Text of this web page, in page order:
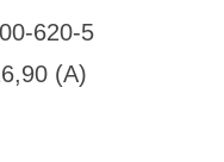
620-5
(A)